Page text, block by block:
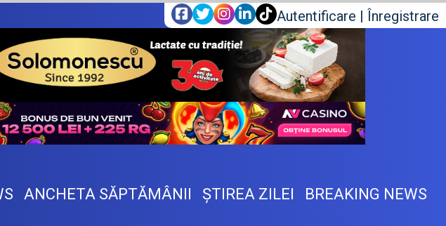
Autentificare | Înregistrare
ANCHETA SĂPTĂMÂNII ŞTIREA ZILEI BREAKING NEWS